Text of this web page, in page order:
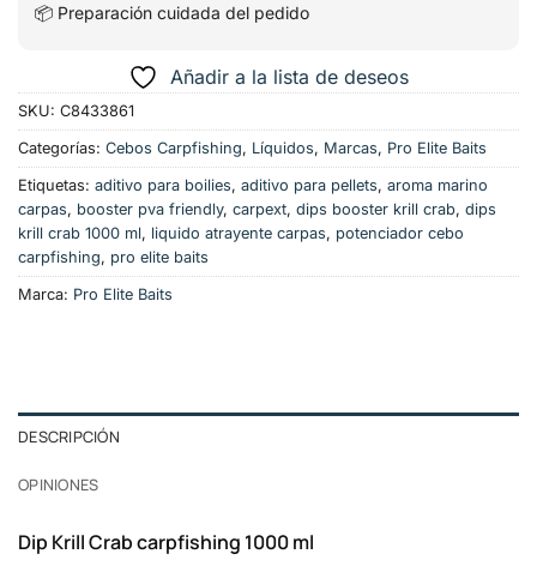
📦 Preparación cuidada del pedido
Añadir a la lista de deseos
SKU: C8433861
Categorías: Cebos Carpfishing, Líquidos, Marcas, Pro Elite Baits
Etiquetas: aditivo para boilies, aditivo para pellets, aroma marino
carpas, booster pva friendly, carpext, dips booster krill crab, dips
krill crab 1000 ml, liquido atrayente carpas, potenciador cebo
carpfishing, pro elite baits
Marca: Pro Elite Baits
DESCRIPCIÓN
OPINIONES
Dip Krill Crab carpfishing 1000 ml